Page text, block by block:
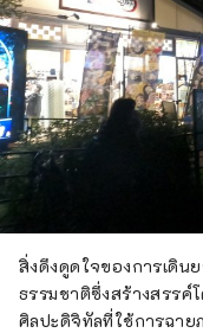
สิ่งดึงดูดใจของการเดิน
ธรรมชาติซึ่งสร้างสรรค์
ศิลปะดิจิทัลที่ใช้การฉา